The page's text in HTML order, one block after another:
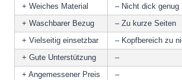
+ Weiches Material
– Nicht dick genug
+ Waschbarer Bezug
– Zu kurze Seiten
+ Vielseitig einsetzbar
– Kopfbereich zu
+ Gute Unterstützung
–
+ Angemessener Preis
–